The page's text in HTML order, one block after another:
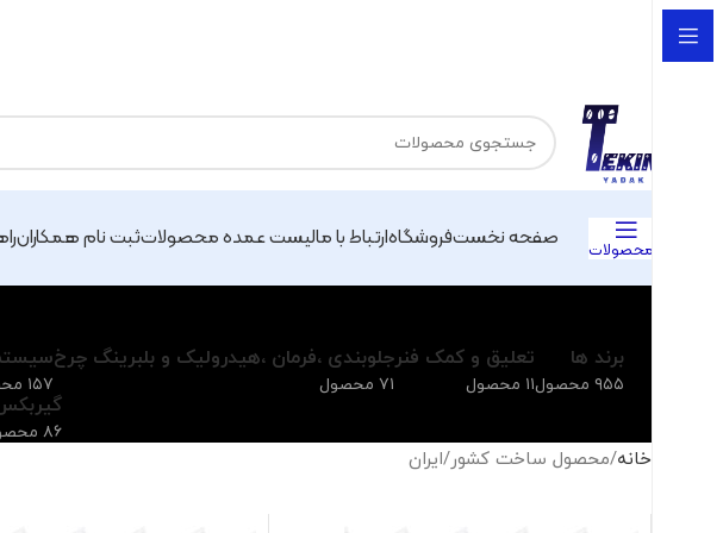
محصولات صفحه نخستفروشگاهارتباط با مالیست عمده محصولاتثبت نام همکاران
برند ها
۹۵۵ محصول
تعلیق و کمک فنر
۱۱ محصول
جلوبندی ،فرمان ،هیدرولیک و بلبرینگ چرخ
۷۱ محصول ۱۵۷ محصول
۸۶ محصول
خانه محصول ساخت کشور ایران